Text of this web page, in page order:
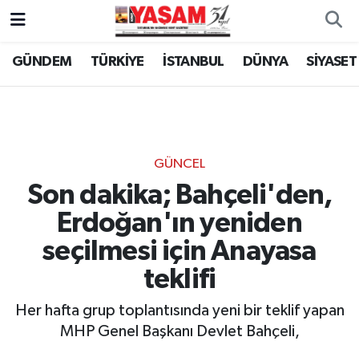
GÜNDEM TÜRKİYE İSTANBUL DÜNYA SİYASET
GÜNCEL
Son dakika; Bahçeli'den,
Erdoğan'ın yeniden
seçilmesi için Anayasa
teklifi
Her hafta grup toplantısında yeni bir teklif yapan
MHP Genel Başkanı Devlet Bahçeli,